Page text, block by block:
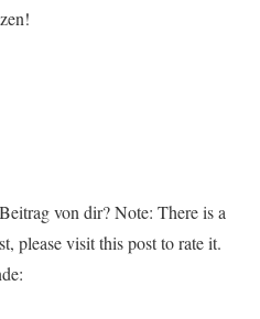
von dir? Note: There is a
please visit this post to rate it.